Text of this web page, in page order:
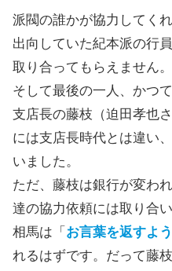
派閥の誰かが協力してく
出向していた紀本派の行
取り合ってもらえません。
そして最後の一人、かつ
支店長の藤枝（迫田孝也
には支店長時代とは違い
いました。
ただ、藤枝は銀行が変わ
達の協力依頼には取り合い
相馬は「 お言葉を返すよ
れるはずです。だって藤